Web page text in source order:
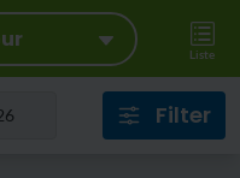
Liste
Filter